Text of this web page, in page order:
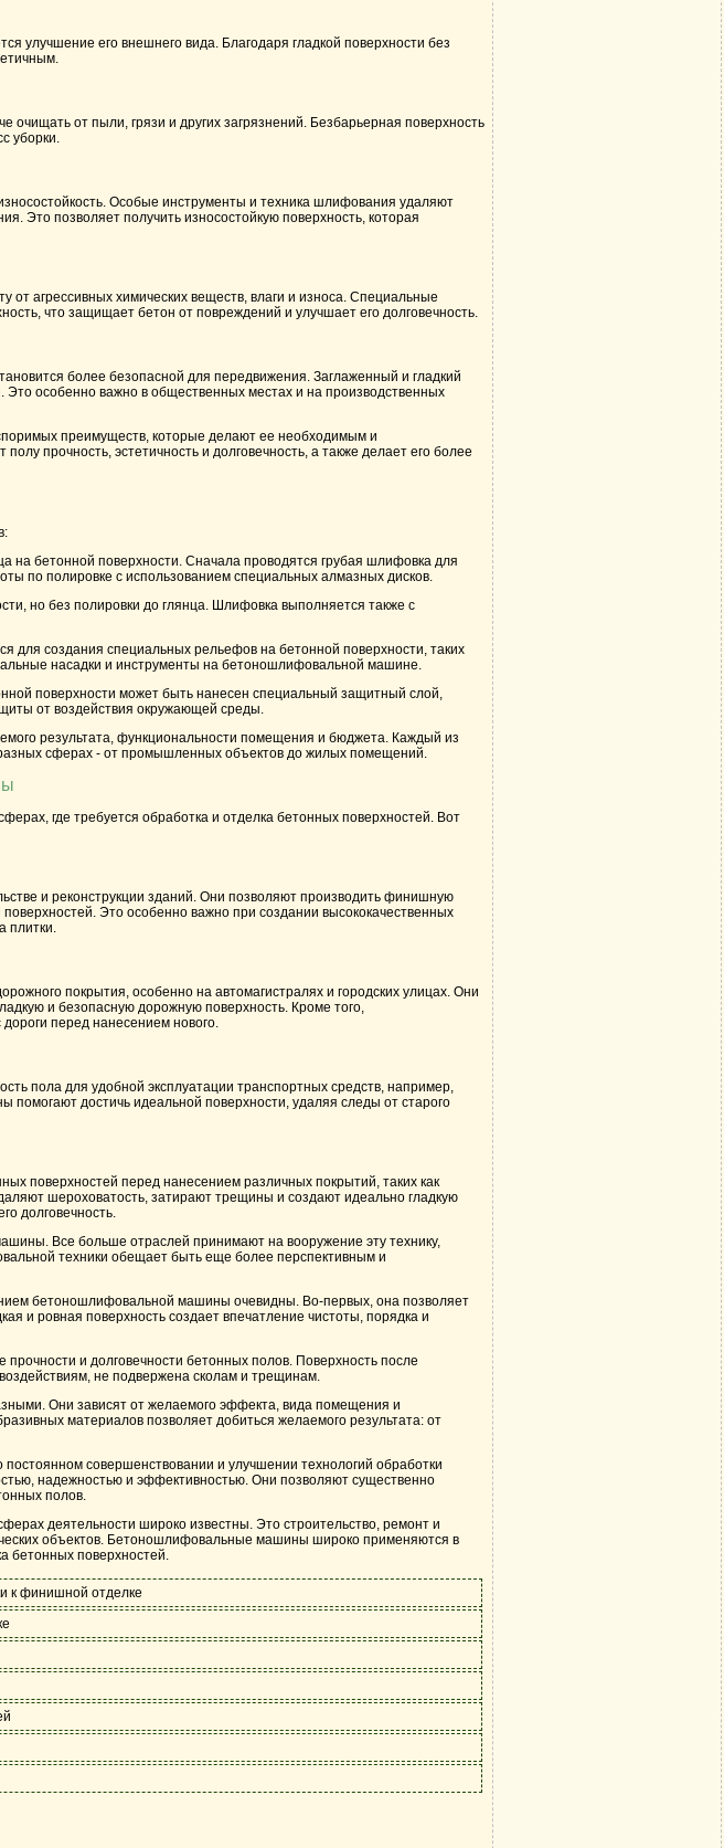
улучшение его внешнего вида. Благодаря гладкой поверхности без
от пыли, грязи и других загрязнений. Безбарьерная поверхность
уборки.
Особые инструменты и техника шлифования удаляют
Это позволяет получить износостойкую поверхность, которая
агрессивных химических веществ, влаги и износа. Специальные
что защищает бетон от повреждений и улучшает его долговечность.
более безопасной для передвижения. Заглаженный и гладкий
особенно важно в общественных местах и на производственных
преимуществ, которые делают ее необходимым и
прочность, эстетичность и долговечность, а также делает его более
на бетонной поверхности. Сначала проводятся грубая шлифовка для
по полировке с использованием специальных алмазных дисков.
но без полировки до глянца. Шлифовка выполняется также с
создания специальных рельефов на бетонной поверхности, таких
насадки и инструменты на бетоношлифовальной машине.
поверхности может быть нанесен специальный защитный слой,
от воздействия окружающей среды.
результата, функциональности помещения и бюджета. Каждый из
сферах - от промышленных объектов до жилых помещений.
где требуется обработка и отделка бетонных поверхностей. Вот
и реконструкции зданий. Они позволяют производить финишную
Это особенно важно при создании высококачественных
плитки.
покрытия, особенно на автомагистралях и городских улицах. Они
и безопасную дорожную поверхность. Кроме того,
перед нанесением нового.
пола для удобной эксплуатации транспортных средств, например,
достичь идеальной поверхности, удаляя следы от старого
поверхностей перед нанесением различных покрытий, таких как
шероховатость, затирают трещины и создают идеально гладкую
долговечность.
Все больше отраслей принимают на вооружение эту технику,
техники обещает быть еще более перспективным и
бетоношлифовальной машины очевидны. Во-первых, она позволяет
и ровная поверхность создает впечатление чистоты, порядка и
и долговечности бетонных полов. Поверхность после
не подвержена сколам и трещинам.
Они зависят от желаемого эффекта, вида помещения и
материалов позволяет добиться желаемого результата: от
совершенствовании и улучшении технологий обработки
надежностью и эффективностью. Они позволяют существенно
полов.
деятельности широко известны. Это строительство, ремонт и
объектов. Бетоношлифовальные машины широко применяются в
бетонных поверхностей.
к финишной отделке